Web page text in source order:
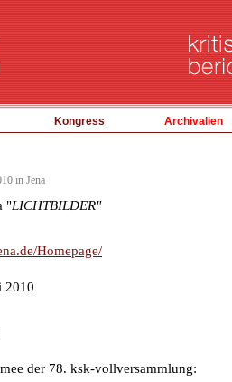
Kongress Archivalien
in Jena
"LICHTBILDER"
Homepage/
2010
der 78. ksk-vollversammlung: